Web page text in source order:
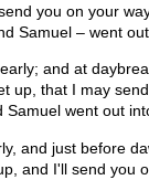
you on your
Samuel – went
and at
up, that I may
Samuel went out
and just before
and I'll send you